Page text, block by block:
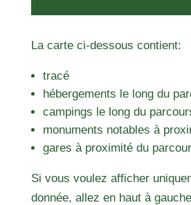
La carte ci-dessous contient:
tracé
hébergements le long du
campings le long du
monuments notables à
gares à proximité du
Si vous voulez afficher
donnée, allez en haut à